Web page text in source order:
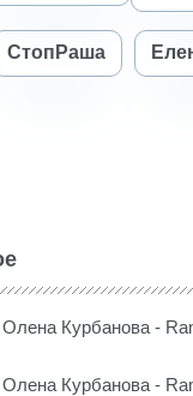
СтопРаша
Курбанова -
Курбанова -